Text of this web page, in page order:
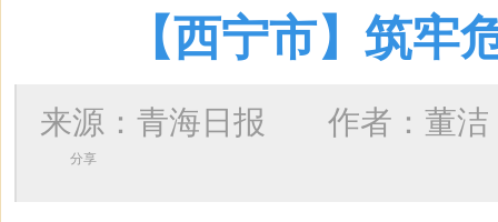
【西宁市】筑
来源：青海日报 作者： 董洁
分享